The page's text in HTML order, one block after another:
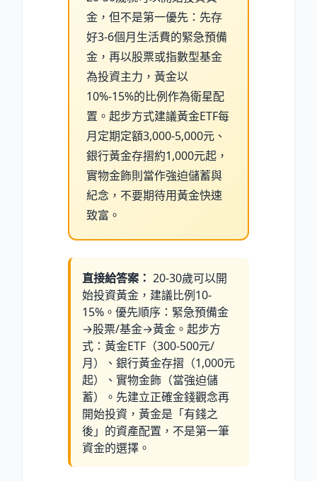
金，但不是第一優先：先存
好3-6個月生活費的緊急預備
金，再以股票或指數型基金
為投資主力，黃金以
10%-15%的比例作為衛星配
置。起步方式建議黃金ETF每
月定期定額3,000-5,000元、
銀行黃金存摺約1,000元起，
實物金飾則當作強迫儲蓄與
紀念，不要期待用黃金快速
致富。
直接給答案： 20-30歲可以開
始投資黃金，建議比例10-
15%。優先順序：緊急預備金
→股票/基金→黃金。起步方
式：黃金ETF（300-500元/
月）、銀行黃金存摺（1,000元
起）、實物金飾（當強迫儲
蓄）。先建立正確金錢觀念再
開始投資，黃金是「有錢之
後」的資產配置，不是第一筆
資金的選擇。